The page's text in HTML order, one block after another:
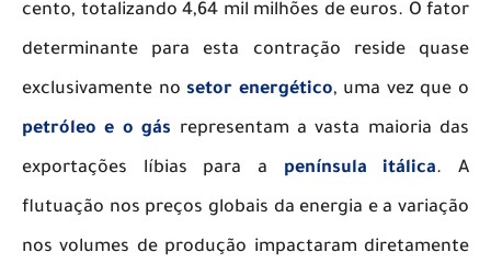
cento, totalizando 4,64 mil milhões de euros. O fator
determinante para esta contração reside quase
exclusivamente no setor energético, uma vez que o
petróleo e o gás representam a vasta maioria das
exportações líbias para a península itálica. A
flutuação nos preços globais da energia e a variação
nos volumes de produção impactaram diretamente